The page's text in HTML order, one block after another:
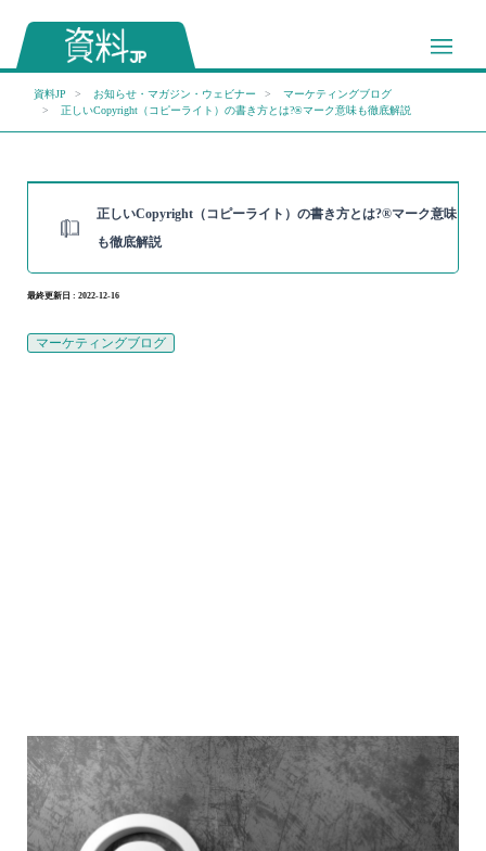
資料JP お知らせ・マガジン・ウェビナー
マーケティングブログ
正しいCopyright（コピーライト）の書き方とは?®マーク意味も徹底解説
正しいCopyright（コピーライト）の書き方とは?®マーク意味
も徹底解説
最終更新日 : 2022-12-16
マーケティングブログ